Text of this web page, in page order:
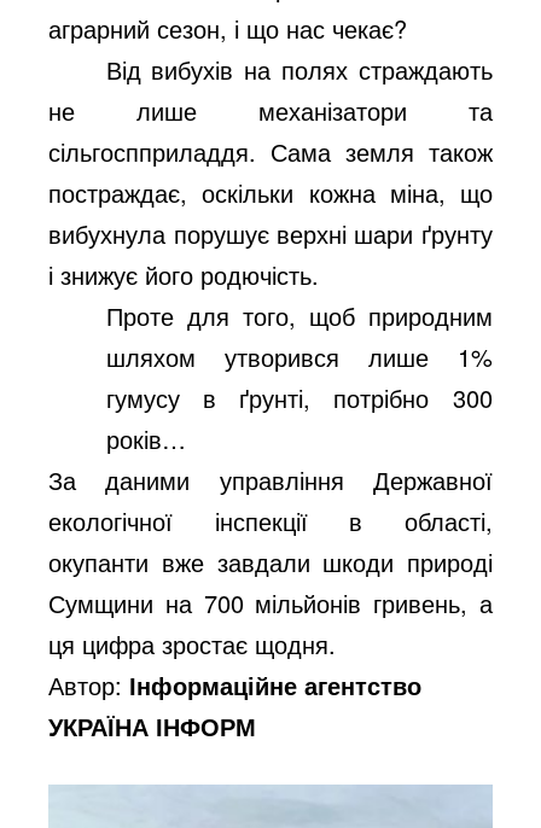
аграрний сезон, і що нас чекає?
Від вибухів на полях страждають
не лише механізатори та
сільгоспприладдя. Сама земля також
постраждає, оскільки кожна міна, що
вибухнула порушує верхні шари ґрунту
і знижує його родючість.
Проте для того, щоб природним
шляхом утворився лише 1%
гумусу в ґрунті, потрібно 300
років…
За даними управління Державної
екологічної інспекції в області,
окупанти вже завдали шкоди природі
Сумщини на 700 мільйонів гривень, а
ця цифра зростає щодня.
Автор: Інформаційне агентство
УКРАЇНА ІНФОРМ